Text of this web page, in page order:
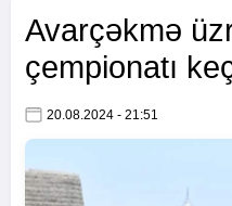
Avarçəkmə
çempionatı
20.08.2024 - 21:51